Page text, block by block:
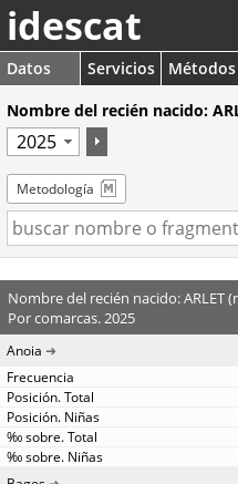
idescat
Datos Servicios Métodos
Nombre del recién nacido:
Metodología
Nombre del recién nacido: ARLET
Por comarcas. 2025
Anoia